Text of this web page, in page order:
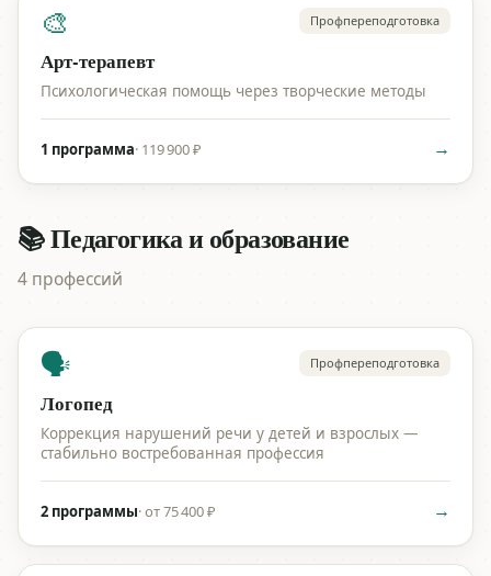
🎨 Профпереподготовка
Арт-терапевт
Психологическая помощь через творческие методы
1 программа· 119 900 ₽ →
📚 Педагогика и образование
4 профессий
🗣️ Профпереподготовка
Логопед
Коррекция нарушений речи у детей и взрослых —
стабильно востребованная профессия
2 программы·от 75 400 ₽ →